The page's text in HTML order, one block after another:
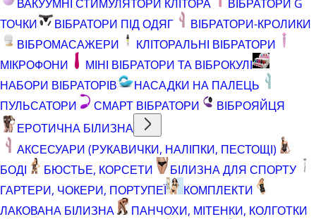
ВАКУУМНІ СТИМУЛЯТОРИ КЛІТОРА
ВІБРАТОРИ G
ТОЧКИ
ВІБРАТОРИ ПІД ОДЯГ
ВІБРАТОРИ-КРОЛИКИ
ВІБРОМАСАЖЕРИ
КЛІТОРАЛЬНІ ВІБРАТОРИ
МІКРОФОНИ
МІНІ ВІБРАТОРИ ТА ВІБРОКУЛІ
НАБОРИ ВІБРАТОРІВ
НАСАДКИ НА ПАЛЕЦЬ
ПУЛЬСАТОРИ
СМАРТ ВІБРАТОРИ
ВІБРОЯЙЦЯ
ЕРОТИЧНА БІЛИЗНА
АКСЕСУАРИ (РУКАВИЧКИ, НАЛІПКИ, ПЕСТОЩІ)
БОДІ
БЮСТЬЕ, КОРСЕТИ
БІЛИЗНА ДЛЯ СПОРТУ
ГАРТЕРИ, ЧОКЕРИ, ПОРТУПЕЇ
КОМПЛЕКТИ
ЛАКОВАНА БІЛИЗНА
ПАНЧОХИ, МІТЕНКИ, КОЛГОТКИ